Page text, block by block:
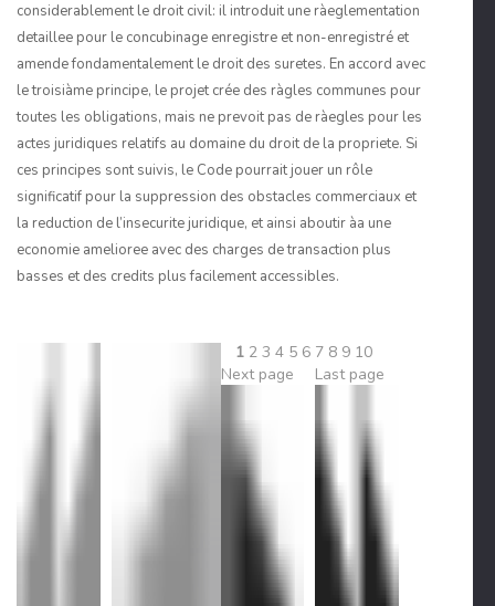
consider­ablement le droit civil: il introduit une ràeglementation
detaillee pour le concubinage enregistre et non-enregistré et
amende fondamentalement le droit des suretes. En accord avec
le troisiàme principe, le projet crée des ràgles communes pour
toutes les obligations, mais ne prevoit pas de ràegles pour les
actes juridiques relatifs au domaine du droit de la propriete. Si
ces principes sont suivis, le Code pourrait jouer un rôle
significatif pour la suppression des obstacles commerciaux et
la reduction de l’insecurite juridique, et ainsi aboutir àa une
economie amelioree avec des charges de transaction plus
basses et des credits plus facilement accessibles.
1 2 3 4 5 6 7 8 9 10
Next page
Last page